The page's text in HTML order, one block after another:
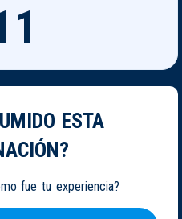
ESTA
fue tu experiencia?